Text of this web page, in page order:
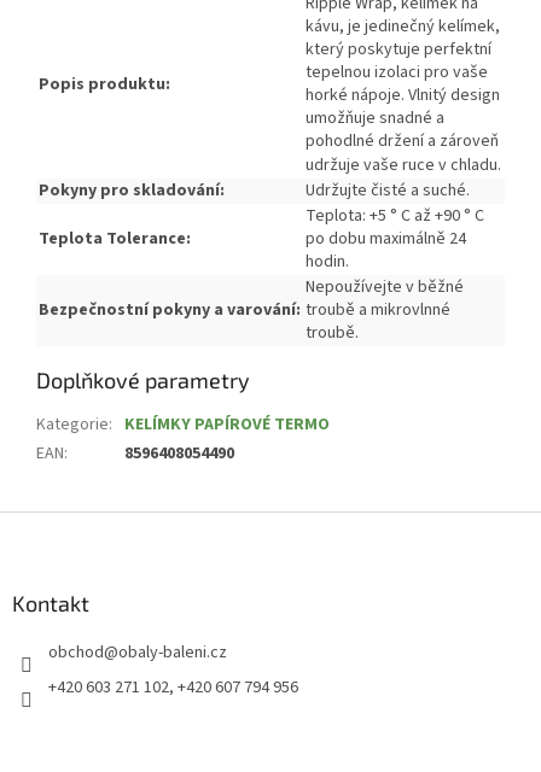
Popis produktu:
kávu, je jedinečný kelímek,
který poskytuje perfektní
tepelnou izolaci pro vaše
horké nápoje. Vlnitý design
umožňuje snadné a
pohodlné držení a zároveň
udržuje vaše ruce v chladu.
Pokyny pro skladování:
Udržujte čisté a suché.
Teplota Tolerance:
Teplota: +5 ° C až +90 ° C
po dobu maximálně 24
hodin.
Bezpečnostní pokyny a varování:
Nepoužívejte v běžné
troubě a mikrovlnné
troubě.
Doplňkové parametry
Kategorie: KELÍMKY PAPÍROVÉ TERMO
EAN: 8596408054490
Kontakt
obchod@obaly-baleni.cz
+420 603 271 102, +420 607 794 956